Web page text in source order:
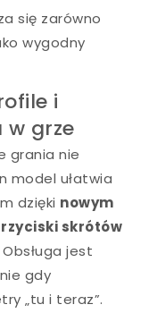
się zarówno
wygodny
i
w grze
grania nie
model ułatwia
dzięki nowym
skrótów
jest
gdy
„tu i teraz”.